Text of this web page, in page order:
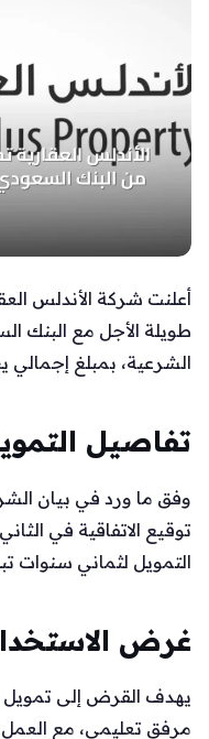
أعلنت شركة الأندلس
طويلة الأجل مع البنك
الشرعية، بمبلغ إجمالي يبلغ 48 مليون
تفاصيل
وفق ما ورد في بيان
التمويل لثماني سنوات
غرض
يهدف القرض إلى
مرفق تعليمي، مع العمل